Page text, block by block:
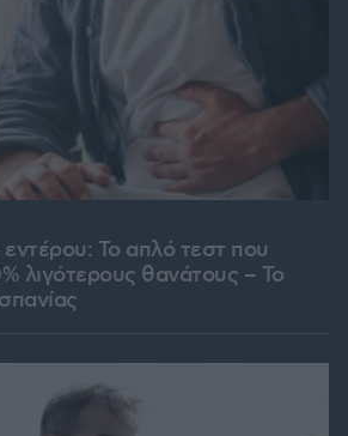
Το απλό τεστ που
λιγότερους θανάτους – Το